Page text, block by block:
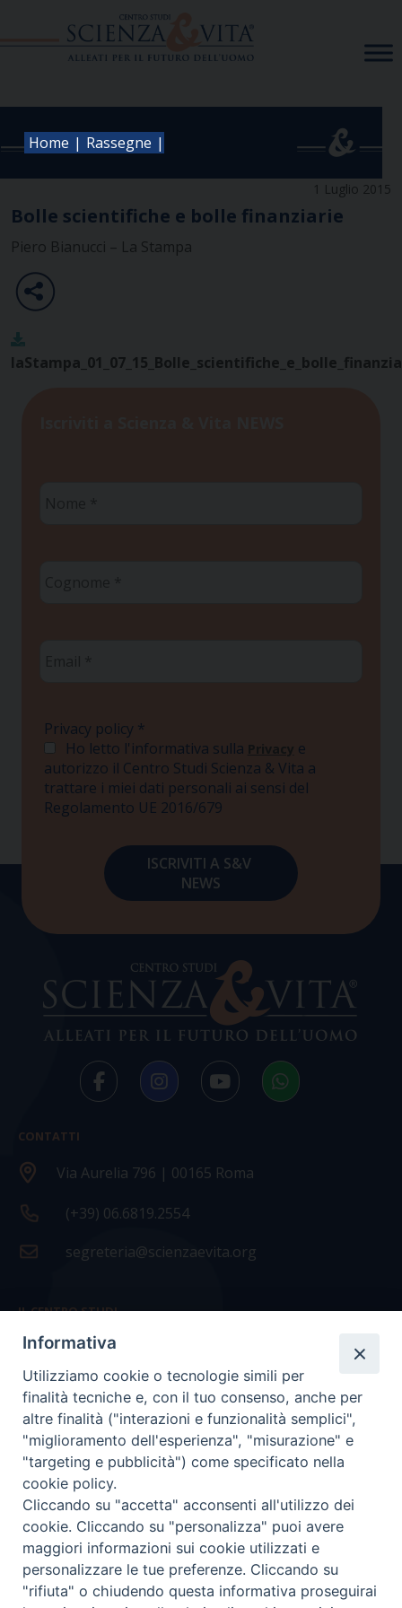
Home | Rassegne |
1 Luglio 2015
Bolle scientifiche e bolle finanziarie
Piero Bianucci – La Stampa
Privacy policy *
Ho letto l'informativa sulla Privacy e
autorizzo il Centro Studi Scienza & Vita a
trattare i miei dati personali ai sensi del
Regolamento UE 2016/679
CONTATTI
Via Aurelia 796 | 00165 Roma
(+39) 06.6819.2554
segreteria@scienzaevita.org
IL CENTRO STUDI
La nostra storia
Statuto
Presidenza e ufficio presidenza
Consiglio scientifico
Coordinamento nazionale
COPYRIGHT Scienza & Vita - C.F96600690588- Tutti i
Informativa
Utilizziamo cookie o tecnologie simili per
finalità tecniche e, con il tuo consenso, anche per
altre finalità ("interazioni e funzionalità semplici",
"miglioramento dell'esperienza", "misurazione" e
"targeting e pubblicità") come specificato nella
cookie policy.
Cliccando su "accetta" acconsenti all'utilizzo dei
cookie. Cliccando su "personalizza" puoi avere
maggiori informazioni sui cookie utilizzati e
personalizzare le tue preferenze. Cliccando su
"rifiuta" o chiudendo questa informativa proseguirai